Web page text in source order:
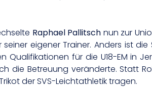
Raphael Pallitsch nun zur
eigener Trainer. Anders ist
Qualifikationen für die U18-EM in
die Betreuung veränderte. Statt
der SVS-Leichtathletik tragen.